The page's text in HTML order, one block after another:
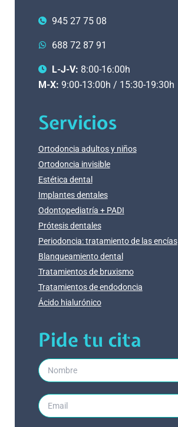
945 27 75 08
688 72 87 91
L-J-V: 8:00-16:00h
M-X: 9:00-13:00h / 15:30-19:30h
Servicios
Ortodoncia adultos y niños
Ortodoncia invisible
Estética dental
Implantes dentales
Odontopediatría + PADI
Prótesis dentales
Periodoncia: tratamiento de las encías
Blanqueamiento dental
Tratamientos de bruxismo
Tratamientos de endodoncia
Ácido hialurónico
Pide tu cita